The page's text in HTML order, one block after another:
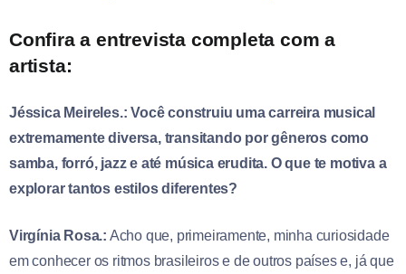
Confira a entrevista completa com a
artista:
Jéssica Meireles.: Você construiu uma carreira musical
extremamente diversa, transitando por gêneros como
samba, forró, jazz e até música erudita. O que te motiva a
explorar tantos estilos diferentes?
Virgínia Rosa.: Acho que, primeiramente, minha curiosidade
em conhecer os ritmos brasileiros e de outros países e, já que